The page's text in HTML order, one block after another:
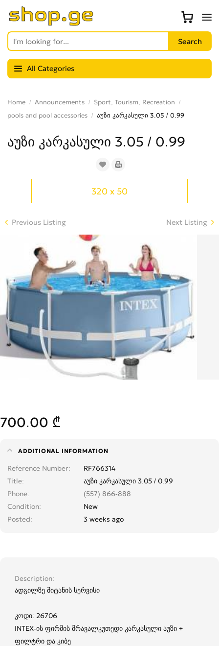
All Categories
Home Announcements
Sport, Tourism, Recreation
pools and pool accessories
აუზი კარკასული 3.05 / 0.99
აუზი კარკასული 3.05 / 0.99
320 x 50
Previous Listing Next Listing
700.00 ₾
ADDITIONAL INFORMATION
Reference Number
RF766314
Title
აუზი კარკასული 3.05 / 0.99
Phone
(557) 866-888
Condition
New
Posted
3 weeks ago
Description
ადგილზე მიტანის სერვისი
კოდი: 26706
INTEX-ის ფირმის მრავალკუთედი კარკასული აუზი +
ფილტრი და კიბე